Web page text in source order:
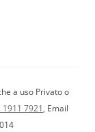
a uso Privato o
1911 7921, Email